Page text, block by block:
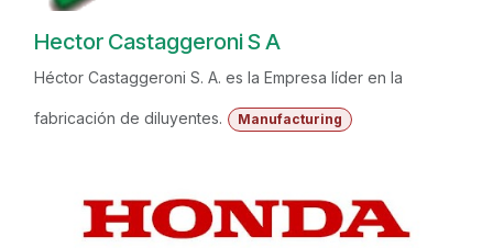
Hector Castaggeroni S A
Héctor Castaggeroni S. A. es la Empresa líder en la
fabricación de diluyentes. Manufacturing